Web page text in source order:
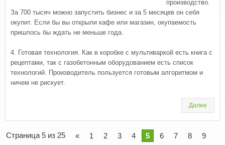
производство.
За 700 тысяч можно запустить бизнес и за 5 месяцев он себя
окупит. Если бы вы открыли кафе или магазин, окупаемость
пришлось бы ждать не меньше года.
4. Готовая технология. Как в коробке с мультиваркой есть книга с
рецептами, так с газобетонным оборудованием есть список
технологий. Производитель пользуется готовым алгоритмом и
ничем не рискует.
Далее
Страница 5 из 25 « 1 2 3 4 5 6 7 8
9